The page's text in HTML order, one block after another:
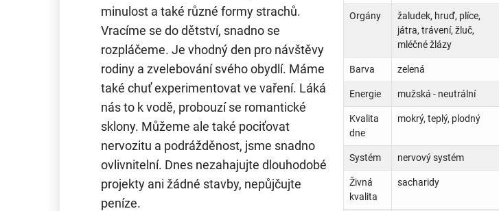
Orgány
žaludek, hruď, plíce,
játra, trávení, žluč,
mléčné žlázy
Barva zelená
Energie mužská - neutrální
Kvalita
dne
mokrý, teplý, plodný
Systém nervový systém
Živná
kvalita
sacharidy
minulost a také různé formy strachů.
Vracíme se do dětství, snadno se
rozpláčeme. Je vhodný den pro návštěvy
rodiny a zvelebování svého obydlí. Máme
také chuť experimentovat ve vaření. Láká
nás to k vodě, probouzí se romantické
sklony. Můžeme ale také pociťovat
nervozitu a podrážděnost, jsme snadno
ovlivnitelní. Dnes nezahajujte dlouhodobé
projekty ani žádné stavby, nepůjčujte
peníze.